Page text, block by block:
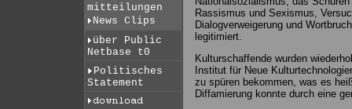
mitteilungen
News Clips
über Public
Netbase t0
Politisches
Statement
Rassismus und Sexismus,
Dialogverweigerung und
legitimiert.
Kulturschaffende wurden
Institut für Neue
zu spüren bekommen, was es
Diffamierung konnte durch eine